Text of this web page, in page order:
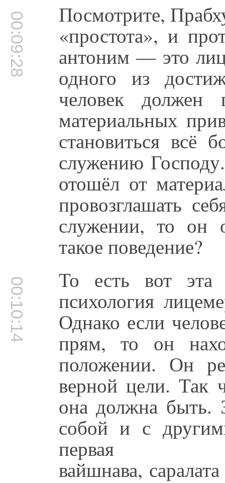
00:09:28 Посмотрите,
«простота», и
антоним — это
одного из
человек должен
материальных
становиться всё
служению
отошёл от
провозглашать
служении, то он
такое поведение?
00:10:14 То есть вот эта
психология
Однако если
прям, то он
положении. Он
верной цели. Так
она должна быть.
собой и с
первая
вайшнава,